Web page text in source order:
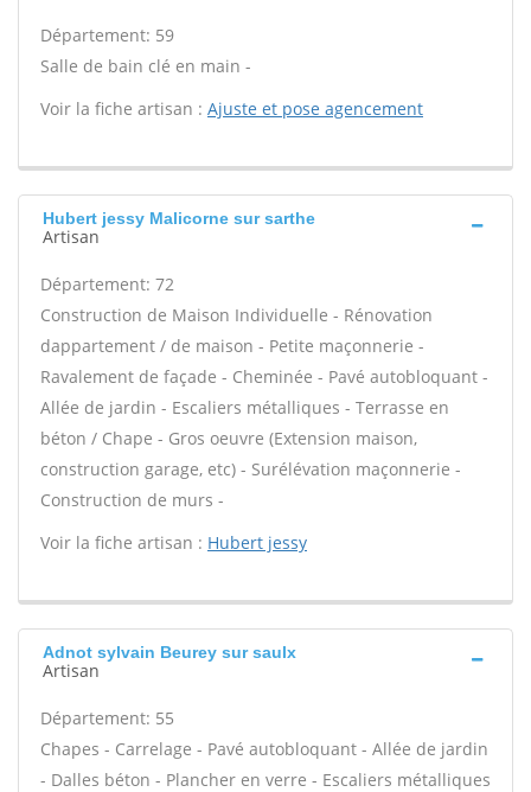
Département: 59
Salle de bain clé en main -
Voir la fiche artisan : Ajuste et pose agencement
Hubert jessy Malicorne sur sarthe
Artisan
Département: 72
Construction de Maison Individuelle - Rénovation
dappartement / de maison - Petite maçonnerie -
Ravalement de façade - Cheminée - Pavé autobloquant -
Allée de jardin - Escaliers métalliques - Terrasse en
béton / Chape - Gros oeuvre (Extension maison,
construction garage, etc) - Surélévation maçonnerie -
Construction de murs -
Voir la fiche artisan : Hubert jessy
Adnot sylvain Beurey sur saulx
Artisan
Département: 55
Chapes - Carrelage - Pavé autobloquant - Allée de jardin
- Dalles béton - Plancher en verre - Escaliers métalliques